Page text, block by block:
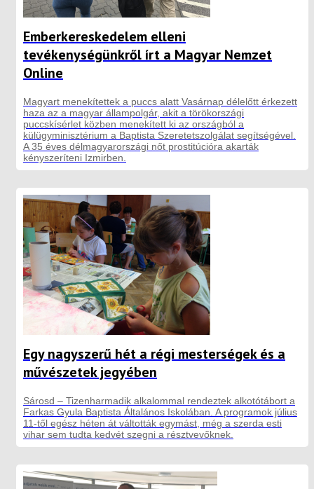
Emberkereskedelem elleni
tevékenységünkről írt a Magyar Nemzet
Online
Magyart menekítettek a puccs alatt Vasárnap délelőtt érkezett
haza az a magyar állampolgár, akit a törökországi
puccskísérlet közben menekített ki az országból a
külügyminisztérium a Baptista Szeretetszolgálat segítségével.
A 35 éves délmagyarországi nőt prostitúcióra akarták
kényszeríteni Izmirben.
Egy nagyszerű hét a régi mesterségek és a
művészetek jegyében
Sárosd – Tizenharmadik alkalommal rendeztek alkotótábort a
Farkas Gyula Baptista Általános Iskolában. A programok július
11-től egész héten át váltották egymást, még a szerda esti
vihar sem tudta kedvét szegni a résztvevőknek.